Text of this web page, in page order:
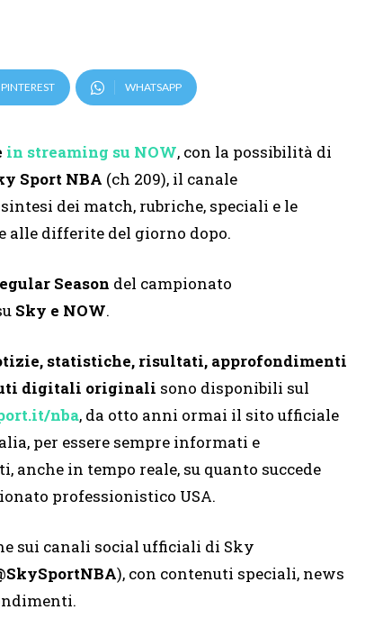
PINTEREST WHATSAPP
in streaming su NOW, con la possibilità di
Sport NBA (ch 209), il canale
dei match, rubriche, speciali e le
differite del giorno dopo.
Season del campionato
Sky e NOW.
statistiche, risultati, approfondimenti
digitali originali sono disponibili sul
nba, da otto anni ormai il sito ufficiale
per essere sempre informati e
anche in tempo reale, su quanto succede
professionistico USA.
sui canali social ufficiali di Sky
), con contenuti speciali, news